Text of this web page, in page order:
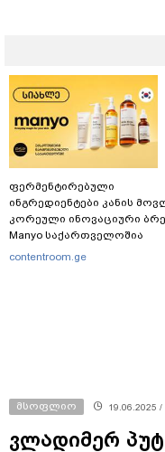
ფერმენტირებული
ინგრედიენტები კანის
კორეული ინოვაციური
Manyo საქართველოშია
contentroom.ge
მსოფლიო 19.06.2025 /
ვლადიმერ